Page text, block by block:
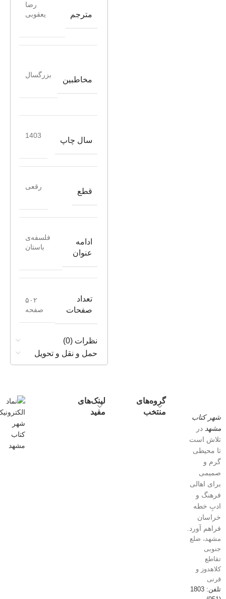
مترجم
رضا
یعقوبی
مخاطبین
بزرگسال
سال چاپ
1403
قطع
رقعی
ادامه
عنوان
فلسفه‌ی
باستان
تعداد
صفحات
۵۰۲
صفحه
نظرات (0)
حمل و نقل و تحویل
شهر کتاب
مشهد در
تلاش است
تا محیطی
گرم و
صمیمی
برای اهالی
فرهنگ و
ادبِ خطه
خراسان
فراهم آورد.
مشهد، ضلع
جنوبی
تقاطع
کلاهدوز و
قرنی
تلفن: 1803
گروه‌های
منتخب
لینک‌های
مفید